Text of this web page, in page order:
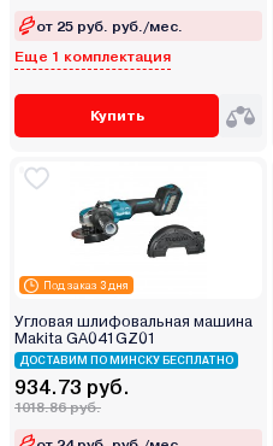
от 25 руб. руб./мес.
Еще 1 комплектация
Купить
Под заказ 3 дня
Угловая шлифовальная машина
Makita GA041GZ01
ДОСТАВИМ ПО МИНСКУ БЕСПЛАТНО
934.73 руб.
1018.86 руб.